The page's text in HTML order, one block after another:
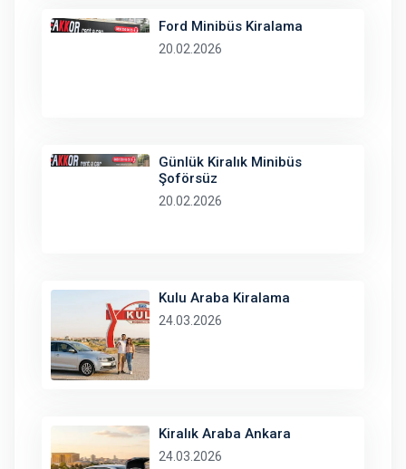
Ford Minibüs Kiralama
20.02.2026
Günlük Kiralık Minibüs
Şoförsüz
20.02.2026
Kulu Araba Kiralama
24.03.2026
Kiralık Araba Ankara
24.03.2026